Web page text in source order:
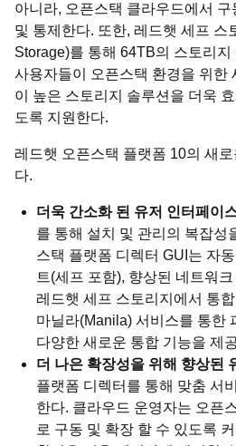
아니라, 오픈스택 클라우드에서
및 통제한다. 또한, 레드햇 세프 스
Storage)를 통해 64TB의 스토리
사용자들이 오픈스택 환경을 위한
이 높은 스토리지 솔루션을 더욱
도록 지원한다.
레드햇 오픈스택 플랫폼 10의 새
다.
더욱 간소화 된 유저 인터페이
를 통해 설치 및 관리의 복잡성
스택 플랫폼 디렉터 GUI는 자
트(세프 포함), 향상된 네트워
레드햇 세프 스토리지에서 통
마닐라(Manila) 서비스를 통한
다양한 새로운 통합 기능을 제
더 나은 확장성을 위해 향상된
플랫폼 디렉터를 통해 맞춤 서
한다. 클라우드 운영자는 오픈
로 구동 및 확장 할 수 있도록